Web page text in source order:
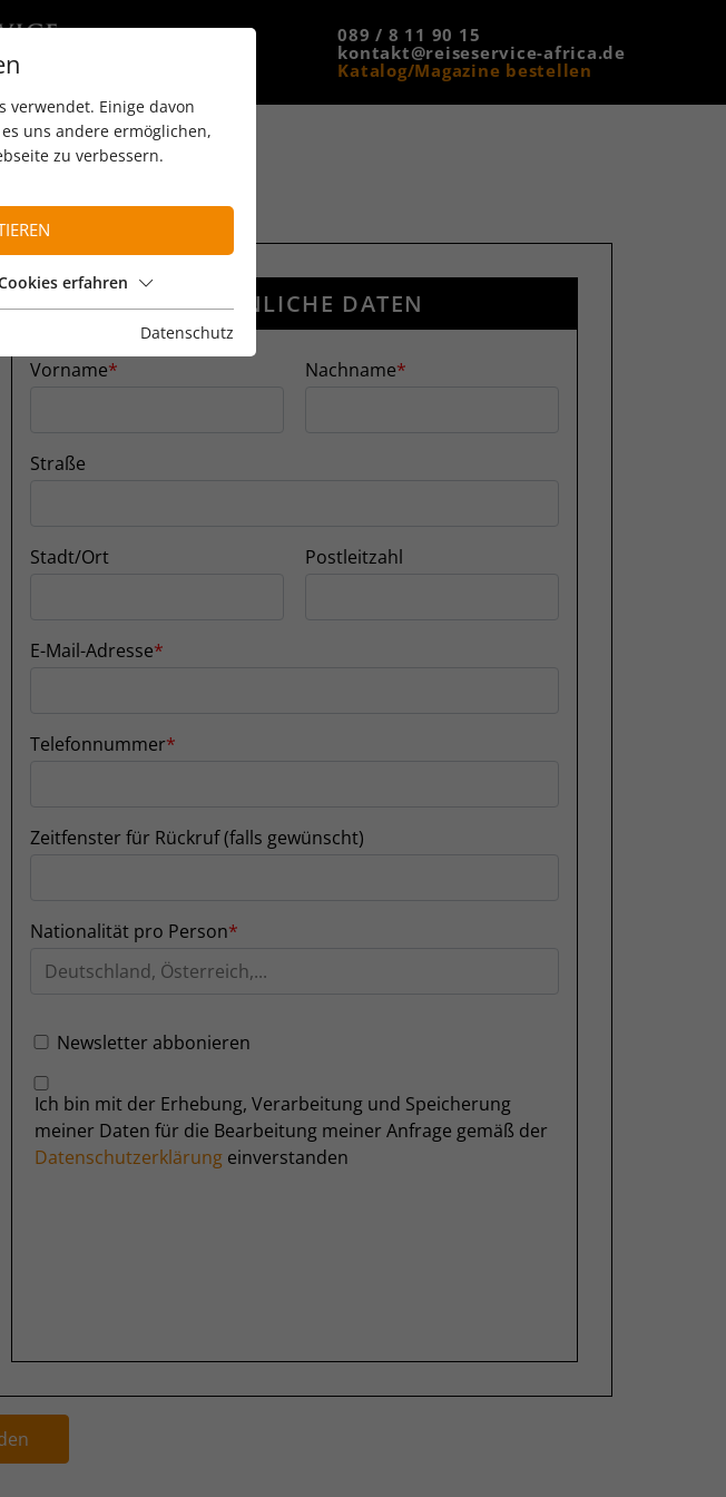
089 / 8 11 90 15
kontakt@reiseservice-africa.de
Katalog/Magazine bestellen
PERSÖNLICHE DATEN
Vorname Nachname
Straße
Stadt/Ort Postleitzahl
E-Mail-Adresse
Telefonnummer
Zeitfenster für Rückruf (falls gewünscht)
Nationalität pro Person
Newsletter abbonieren
Ich bin mit der Erhebung, Verarbeitung und Speicherung
meiner Daten für die Bearbeitung meiner Anfrage gemäß der
Datenschutzerklärung einverstanden
verwendet. Einige davon
uns andere ermöglichen,
zu verbessern.
erfahren
Datenschutz